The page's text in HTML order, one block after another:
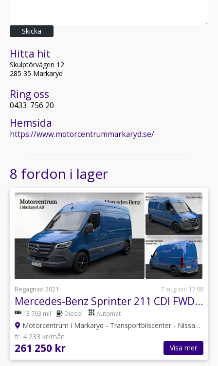
Skicka
Hitta hit
Skulptörvägen 12
285 35 Markaryd
Ring oss
0433-756 20
Hemsida
https://www.motorcentrummarkaryd.se/
8 fordon i lager
Begagnad 2021 7 augusti 17:08
Mercedes-Benz Sprinter 211 CDI FWD Panel Van 9G-Tronic Euro 6
13 703 mil Diesel Automat
Motorcentrum i Markaryd - Transportbilscenter - Nissan
fr. 4 233 kr/mån
261 250 kr Visa mer